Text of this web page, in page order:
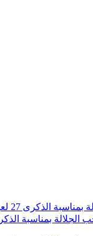
لعيد العرش المجيد.
الجلالة